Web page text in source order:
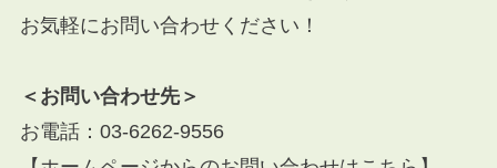
お気軽にお問い合わせください！
＜お問い合わせ先＞
お電話： 03-6262-9556